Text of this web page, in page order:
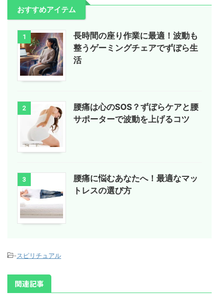
おすすめアイテム
1
長時間の座り作業に最適！波動も
整うゲーミングチェアでずぼら生
活
2
腰痛は心のSOS？ずぼらケアと腰
サポーターで波動を上げるコツ
3
腰痛に悩むあなたへ！最適なマッ
トレスの選び方
-スピリチュアル
関連記事